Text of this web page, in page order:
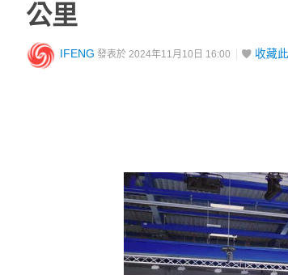
公里
IFENG 發表於 2024年11月10日 16:00 收藏